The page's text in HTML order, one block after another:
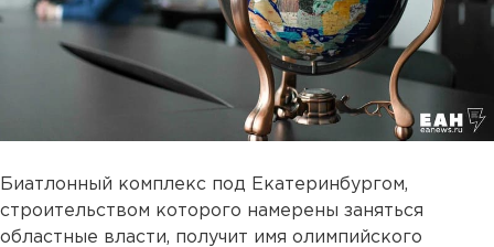
Биатлонный комплекс под Екатеринбургом,
строительством которого намерены заняться
областные власти, получит имя олимпийского